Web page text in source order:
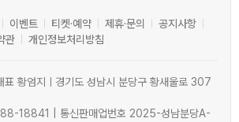
이벤트 티켓·예약 제휴·문의
공지사항
관 개인정보처리방침
표 황엄지ㅣ경기도 성남시 분당구 황새울로 307
18841 | 통신판매업번호 2025-성남분당A-